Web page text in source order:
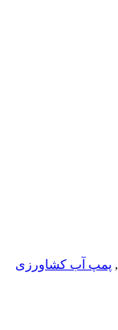
, پمپ آب کشاورزی